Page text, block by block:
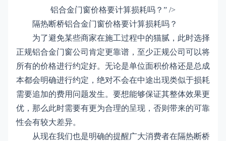
铝合金门窗价格要计算损耗吗？” />
隔热断桥铝合金门窗价格要计算损耗吗？
为了避免某些商家在施工过程中的猫腻，此时选择
正规铝合金门窗公司肯定更靠谱，至少正规公司可以将
所有的价格进行约定好。无论是单位面积价格还是总成
本都会明确进行约定，绝对不会在中途出现类似于损耗
需要追加的费用问题发生。要想能够保证其整体效果更
优，那么此时需要有更为合理的呈现，否则带来的可靠
性会有较大差异。
从现在我们也是明确的提醒广大消费者在隔热断桥